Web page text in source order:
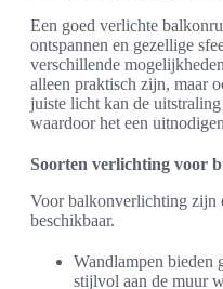
Een goed verlichte
ontspannen en gezellige
verschillende
alleen praktisch zijn, maar
juiste licht kan de
waardoor het een
Soorten verlichting voor
Voor balkonverlichting zijn
beschikbaar.
Wandlampen bieden
stijlvol aan de muur